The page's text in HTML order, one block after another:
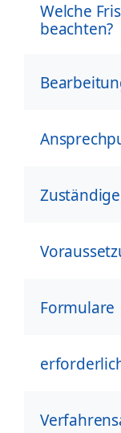
Welche
beachten?
Formulare